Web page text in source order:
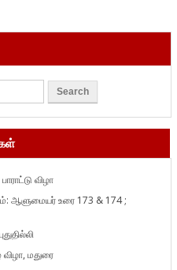
விழா
ஆளுமையர் உரை 173 & 174 ;
மதுரை